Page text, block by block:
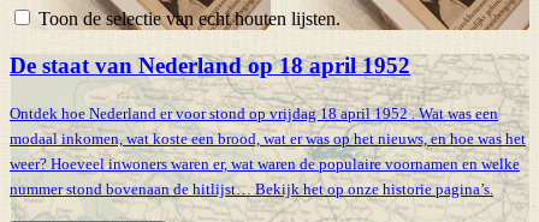
Toon de selectie van echt houten lijsten.
De staat van Nederland op 18 april 1952
Ontdek hoe Nederland er voor stond op vrijdag 18 april 1952 . Wat was een
modaal inkomen, wat koste een brood, wat er was op het nieuws, en hoe was het
weer? Hoeveel inwoners waren er, wat waren de populaire voornamen en welke
nummer stond bovenaan de hitlijst… Bekijk het op onze historie pagina’s.